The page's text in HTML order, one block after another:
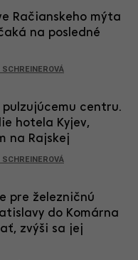
Račianskeho mýta
na posledné
SCHREINEROVÁ
centru.
hotela Kyjev,
na Rajskej
SCHREINEROVÁ
pre železničnú
do Komárna
zvýši sa jej